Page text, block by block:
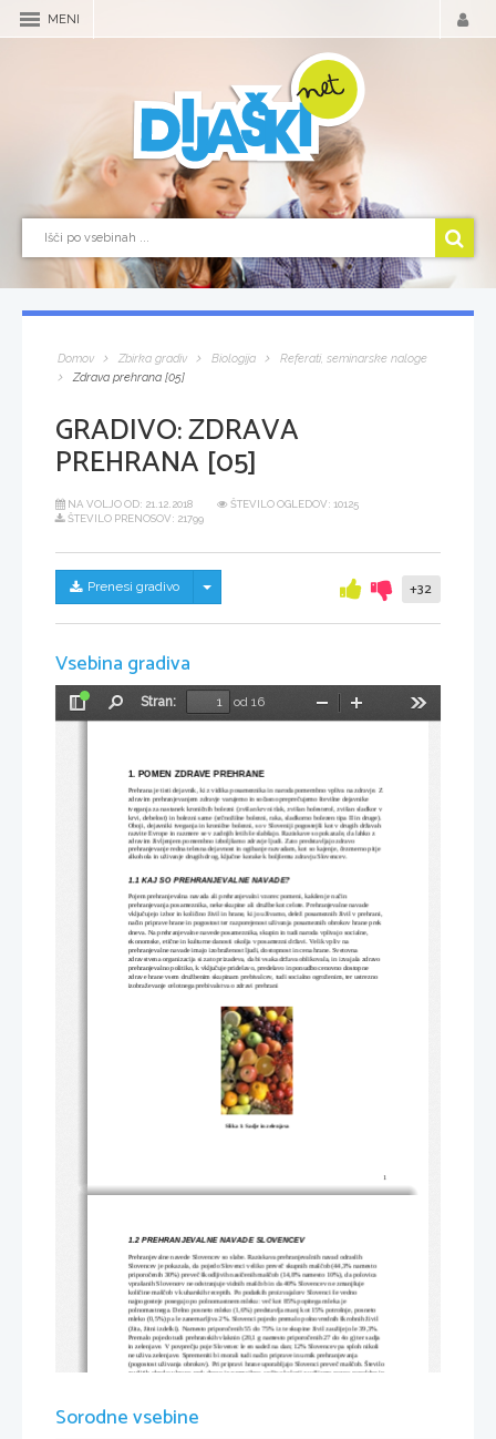
MENI
Domov Zbirka gradiv Biologija
Referati, seminarske naloge
Zdrava prehrana [05]
GRADIVO:ZDRAVA
PREHRANA [05]
NA VOLJO OD: 21.12.2018
ŠTEVILO OGLEDOV: 10125
ŠTEVILO PRENOSOV: 21799
Prenesi gradivo Skrij/prikaži meni +32
Vsebina gradiva
Preklopi
Stran:
od 16
Pomanjšaj
1. POMEN ZDRAVE PREHRANE
Prehrana je tisti dejavnik, ki z vidika posameznika in naroda pomembno vpliva na zdravje. Z
zdravim prehranjevanjem zdravje varujemo in sočasno preprečujemo številne dejavnike
tveganja za nastanek kroničnih bolezni (zvišan krvni tlak, zvišan holesterol, zvišan sladkor v
krvi, debelost) in bolezni same (srčnožilne bolezni, raka, sladkorno bolezen tipa II in druge).
Oboji, dejavniki tveganja in kronične bolezni, so v Sloveniji pogostejši kot v drugih državah
razvite Evrope in razmere se v zadnjih letih še slabšajo. Raziskave so pokazale, da lahko z
zdravim življenjem pomembno izboljšamo zdravje ljudi. Zato predstavljajo zdravo
prehranjevanje redna telesna dejavnost in ogibanje razvadam, kot so kajenje, čezmerno pitje
alkohola in uživanje drugih drog, ključne korake k boljšemu zdravju Slovencev.
1.1 KAJ SO PREHRANJEVALNE NAVADE?
Pojem prehranjevalna navada ali prehranjevalni vzorec pomeni, kakšen je način
prehranjevanja posameznika, neke skupine ali družbe kot celote. Prehranjevalne navade
vključujejo izbor in količino živil in hrane, ki jo uživamo, delež posameznih živil v prehrani,
način priprave hrane in pogostost ter razporejenost uživanja posameznih obrokov hrane prek
dneva. Na prehranjevalne navede posameznika, skupin in tudi naroda vplivajo socialne,
ekonomske, etične in kulturne danosti okolja v posamezni državi. Velik vpliv na
prehranjevalne navade imajo izobraženost ljudi, dostopnost in cena hrane. Svetovna
zdravstvena organizacija si zato prizadeva, da bi vsaka država oblikovala, in izvajala zdravo
prehranjevalno politiko, k vključuje pridelavo, predelavo in ponudbo cenovno dostopne
zdrave hrane vsem družbenim skupinam prebivalcev, tudi socialno ogroženim, ter ustrezno
izobraževanje celotnega prebivalstva o zdravi prehrani
Slika 1: Sadje in zelenjava
1
1.2 PREHRANJEVALNE NAVADE SLOVENCEV
Prehranjevalne navede Slovencev so slabe. Raziskava prehranjevalnih navad odraslih
Slovencev je pokazala, da pojedo Slovenci veliko preveč skupnih maščob (44,3% namesto
priporočenih 30%) preveč škodljivih nasičenih maščob (14,8% namesto 10%), da polovica
vprašanih Slovencev ne odstranjuje vidnih maščob in da 40% Slovencev ne zmanjšuje
količine maščob v kuharskih receptih. Po podatkih proizvajalcev Slovenci še vedno
najpogosteje posegajo po polnomastnem mleku: več kot 85% popitega mleka je
polnomastnega. Delno posneto mleko (1,6%) predstavlja manj kot 15% potrošnje, posneto
mleko (0,5%) pa le zanemarljiva 2%. Slovenci pojedo premalo polnovrednih škrobnih živil
(žita, žitni izdelki). Namesto priporočenih 55 do 75% iz te skupine živil zaužijejo le 39,3%.
Premalo pojedo tudi prehranskih vlaknin (20,1 g namesto priporočenih 27 do 4o g) ter sadja
in zelenjave. V povprečju poje Slovenec le en sadež na dan; 12% Slovencev pa sploh nikoli
ne uživa zelenjave. Spremeniti bi morali tudi način priprave in urnik prehranjevanja
(pogostost uživanja obrokov). Pri pripravi hrane uporabljajo Slovenci preveč maščob. Število
zaužitih obrokov hrane prek dneva je premajhno, večino kalorij zaužijemo pozno popoldne in
zaužijemo preveč skupnih maščob ter preveč nasičenih maščob, zaužijemo premalo sadja in
zelenjave ter prehranske vlaknine, ki so pomemben varovalni dejavnik pred kroničnimi
Sorodne vsebine